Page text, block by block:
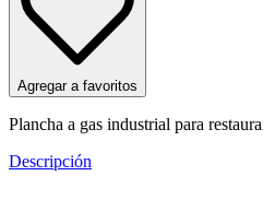
Agregar a favoritos
Plancha a gas industrial para
Descripción